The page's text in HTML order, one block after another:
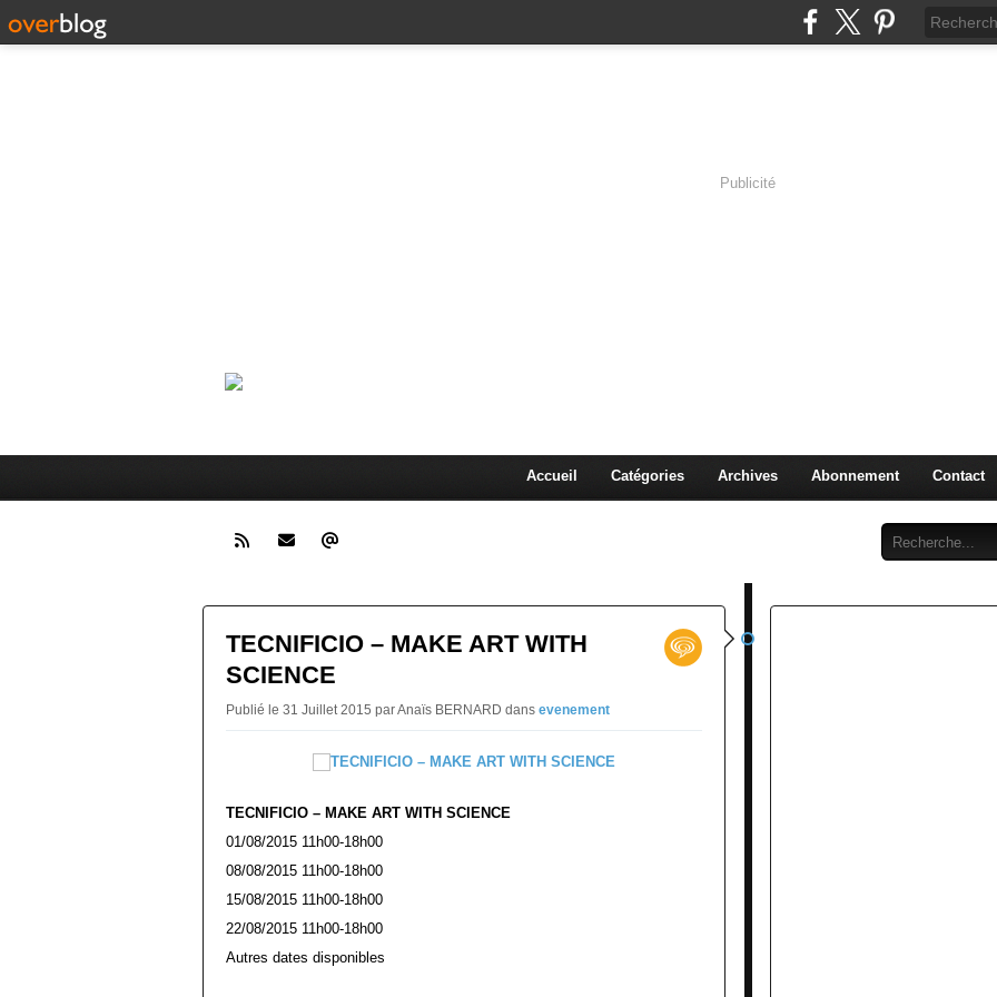
Publicité
Accueil Catégories Archives Abonnement Contact
TECNIFICIO – MAKE ART WITH
SCIENCE
Publié le 31 Juillet 2015 par Anaïs BERNARD dans evenement
TECNIFICIO – MAKE ART WITH SCIENCE
01/08/2015 11h00-18h00
08/08/2015 11h00-18h00
15/08/2015 11h00-18h00
22/08/2015 11h00-18h00
Autres dates disponibles